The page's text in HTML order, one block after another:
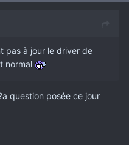
pas à jour le driver de
normal
question posée ce jour